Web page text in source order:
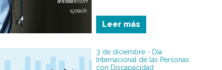
Leer más
3 de diciembre - Día
Internacional de las Personas
con Discapacidad